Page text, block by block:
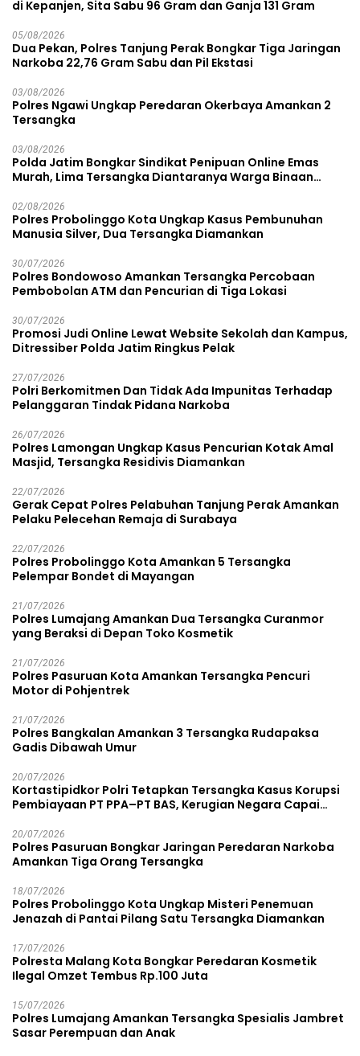
di Kepanjen, Sita Sabu 96 Gram dan Ganja 131 Gram
05/08/2026
Dua Pekan, Polres Tanjung Perak Bongkar Tiga Jaringan
Narkoba 22,76 Gram Sabu dan Pil Ekstasi
03/08/2026
Polres Ngawi Ungkap Peredaran Okerbaya Amankan 2
Tersangka
03/08/2026
Polda Jatim Bongkar Sindikat Penipuan Online Emas
Murah, Lima Tersangka Diantaranya Warga Binaan
02/08/2026
Polres Probolinggo Kota Ungkap Kasus Pembunuhan
Manusia Silver, Dua Tersangka Diamankan
30/07/2026
Polres Bondowoso Amankan Tersangka Percobaan
Pembobolan ATM dan Pencurian di Tiga Lokasi
30/07/2026
Promosi Judi Online Lewat Website Sekolah dan Kampus,
Ditressiber Polda Jatim Ringkus Pelak
27/07/2026
Polri Berkomitmen Dan Tidak Ada Impunitas Terhadap
Pelanggaran Tindak Pidana Narkoba
26/07/2026
Polres Lamongan Ungkap Kasus Pencurian Kotak Amal
Masjid, Tersangka Residivis Diamankan
22/07/2026
Gerak Cepat Polres Pelabuhan Tanjung Perak Amankan
Pelaku Pelecehan Remaja di Surabaya
22/07/2026
Polres Probolinggo Kota Amankan 5 Tersangka
Pelempar Bondet di Mayangan
21/07/2026
Polres Lumajang Amankan Dua Tersangka Curanmor
yang Beraksi di Depan Toko Kosmetik
21/07/2026
Polres Pasuruan Kota Amankan Tersangka Pencuri
Motor di Pohjentrek
21/07/2026
Polres Bangkalan Amankan 3 Tersangka Rudapaksa
Gadis Dibawah Umur
20/07/2026
Kortastipidkor Polri Tetapkan Tersangka Kasus Korupsi
Pembiayaan PT PPA–PT BAS, Kerugian Negara Capai
20/07/2026
Polres Pasuruan Bongkar Jaringan Peredaran Narkoba
Amankan Tiga Orang Tersangka
18/07/2026
Polres Probolinggo Kota Ungkap Misteri Penemuan
Jenazah di Pantai Pilang Satu Tersangka Diamankan
17/07/2026
Polresta Malang Kota Bongkar Peredaran Kosmetik
Ilegal Omzet Tembus Rp.100 Juta
15/07/2026
Polres Lumajang Amankan Tersangka Spesialis Jambret
Sasar Perempuan dan Anak